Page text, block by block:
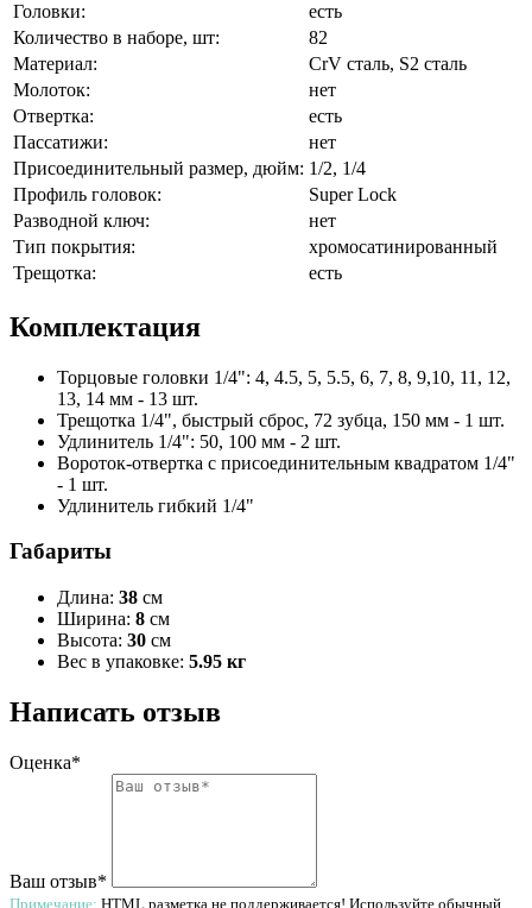
Головки:
есть
Количество в наборе, шт:
82
Материал:
CrV сталь, S2 сталь
Молоток:
нет
Отвертка:
есть
Пассатижи:
нет
Присоединительный размер, дюйм: 1/2, 1/4
Профиль головок:
Super Lock
Разводной ключ:
нет
Тип покрытия:
хромосатинированный
Трещотка:
есть
Комплектация
Торцовые головки 1/4": 4, 4.5, 5, 5.5, 6, 7, 8, 9,10, 11, 12,
13, 14 мм - 13 шт.
Трещотка 1/4", быстрый сброс, 72 зубца, 150 мм - 1 шт.
Удлинитель 1/4": 50, 100 мм - 2 шт.
Вороток-отвертка с присоединительным квадратом 1/4"
- 1 шт.
Удлинитель гибкий 1/4"
Габариты
Длина: 38 см
Ширина: 8 см
Высота: 30 см
Вес в упаковке: 5.95 кг
Написать отзыв
Оценка*
Ваш отзыв*
Примечание: HTML разметка не поддерживается! Используйте обычный